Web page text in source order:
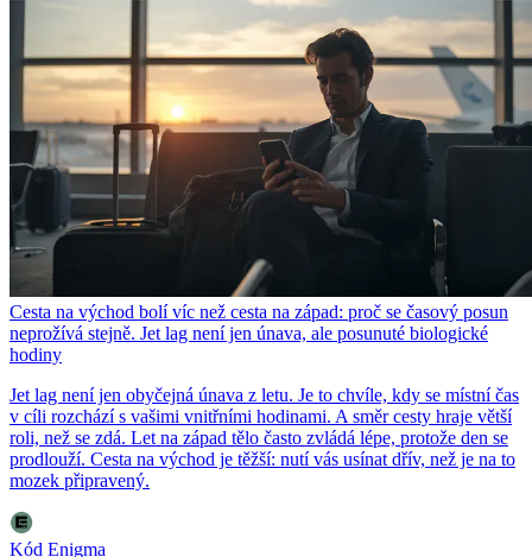
Cesta na východ bolí víc než cesta na západ: proč se časový posun
neprožívá stejně. Jet lag není jen únava, ale posunuté biologické
hodiny
Jet lag není jen obyčejná únava z letu. Je to chvíle, kdy se místní čas
v cíli rozchází s vašimi vnitřními hodinami. A směr cesty hraje větší
roli, než se zdá. Let na západ tělo často zvládá lépe, protože den se
prodlouží. Cesta na východ je těžší: nutí vás usínat dřív, než je na to
mozek připravený.
Kód Enigma